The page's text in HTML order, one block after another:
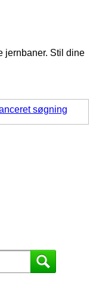
jernbaner. Stil dine
søgning